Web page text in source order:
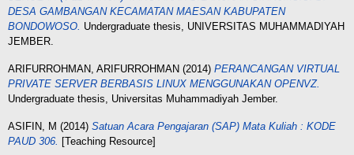
DESA GAMBANGAN KECAMATAN MAESAN KABUPATEN
BONDOWOSO. Undergraduate thesis, UNIVERSITAS MUHAMMADIYAH
JEMBER.
ARIFURROHMAN, ARIFURROHMAN (2014) PERANCANGAN VIRTUAL
PRIVATE SERVER BERBASIS LINUX MENGGUNAKAN OPENVZ.
Undergraduate thesis, Universitas Muhammadiyah Jember.
ASIFIN, M (2014) Satuan Acara Pengajaran (SAP) Mata Kuliah : KODE
PAUD 306. [Teaching Resource]